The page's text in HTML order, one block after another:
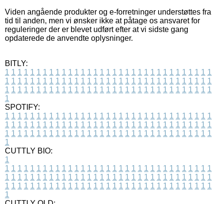
Viden angående produkter og e-forretninger understøttes fra
tid til anden, men vi ønsker ikke at påtage os ansvaret for
reguleringer der er blevet udført efter at vi sidste gang
opdaterede de anvendte oplysninger.
BITLY:
1 1 1 1 1 1 1 1 1 1 1 1 1 1 1 1 1 1 1 1 1 1 1 1 1 1 1 1 1 1 1 1 1
1 1 1 1 1 1 1 1 1 1 1 1 1 1 1 1 1 1 1 1 1 1 1 1 1 1 1 1 1 1 1 1 1
1 1 1 1 1 1 1 1 1 1 1 1 1 1 1 1 1 1 1 1 1 1 1 1 1 1 1 1 1 1 1 1 1
1
SPOTIFY:
1 1 1 1 1 1 1 1 1 1 1 1 1 1 1 1 1 1 1 1 1 1 1 1 1 1 1 1 1 1 1 1 1
1 1 1 1 1 1 1 1 1 1 1 1 1 1 1 1 1 1 1 1 1 1 1 1 1 1 1 1 1 1 1 1 1
1 1 1 1 1 1 1 1 1 1 1 1 1 1 1 1 1 1 1 1 1 1 1 1 1 1 1 1 1 1 1 1 1
1
CUTTLY BIO:
1
1 1 1 1 1 1 1 1 1 1 1 1 1 1 1 1 1 1 1 1 1 1 1 1 1 1 1 1 1 1 1 1 1
1 1 1 1 1 1 1 1 1 1 1 1 1 1 1 1 1 1 1 1 1 1 1 1 1 1 1 1 1 1 1 1 1
1 1 1 1 1 1 1 1 1 1 1 1 1 1 1 1 1 1 1 1 1 1 1 1 1 1 1 1 1 1 1 1 1
1